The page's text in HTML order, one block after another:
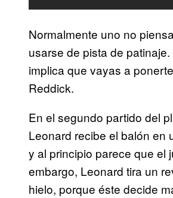
Normalmente uno no
usarse de pista de
implica que vayas a
Reddick.
En el segundo partido del
Leonard recibe el balón en
y al principio parece que el
embargo, Leonard tira un
hielo, porque éste decide